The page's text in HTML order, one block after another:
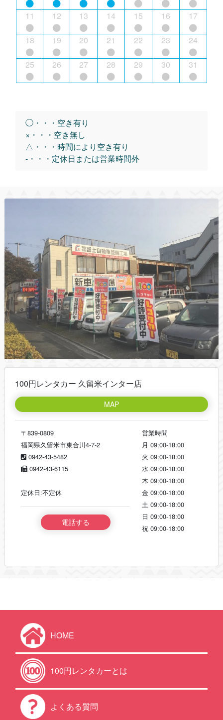
11 12 13 14 15 16 17
18 19 20 21 22 23 24
25 26 27 28 29 30 31
◯・・・空き有り
×・・・空き無し
△・・・時間により空き有り
-・・・定休日または営業時間外
100円レンタカー 久留米インター店
MAP
〒839-0809
福岡県久留米市東合川4-7-2
0942-43-5482
0942-43-6115
定休日:不定休
電話する
営業時間
月 09:00-18:00
火 09:00-18:00
水 09:00-18:00
木 09:00-18:00
金 09:00-18:00
土 09:00-18:00
日 09:00-18:00
祝 09:00-18:00
HOME
100円レンタカーとは
よくある質問